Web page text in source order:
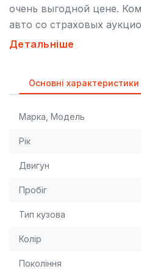
очень выгодной цене.
авто со страховых
как то что нужно. Мы
менеджеры ответят на
Детальніше
Основні характеристики
Марка, Модель
Рік
Двигун
Пробіг
Тип кузова
Колір
Покоління